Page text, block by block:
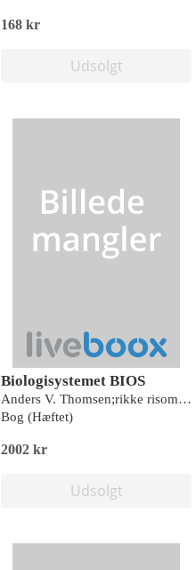
168 kr
Udsolgt
Biologisystemet BIOS
Anders V. Thomsen;rikke risom;Leif Schack-Nielsen;Thomas Bach Piekut
Bog (Hæftet)
2002 kr
Udsolgt